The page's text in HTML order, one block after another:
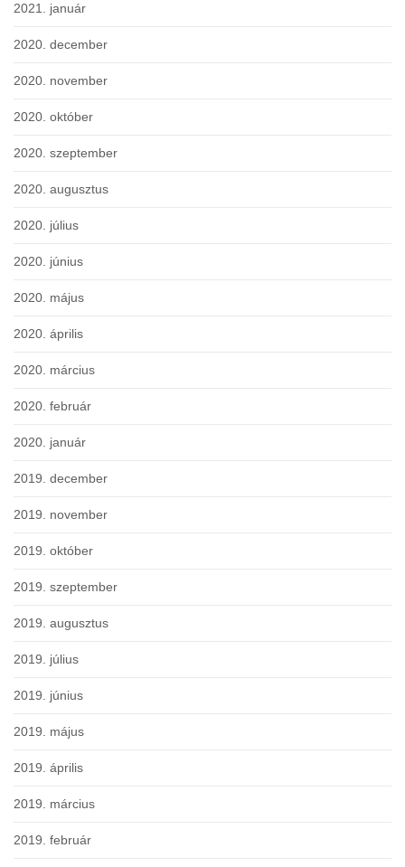
2021. január
2020. december
2020. november
2020. október
2020. szeptember
2020. augusztus
2020. július
2020. június
2020. május
2020. április
2020. március
2020. február
2020. január
2019. december
2019. november
2019. október
2019. szeptember
2019. augusztus
2019. július
2019. június
2019. május
2019. április
2019. március
2019. február